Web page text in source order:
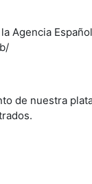
Agencia
de nuestra